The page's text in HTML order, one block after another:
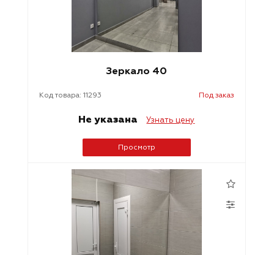
Зеркало 40
Код товара: 11293 Под заказ
Не указана Узнать цену
Просмотр